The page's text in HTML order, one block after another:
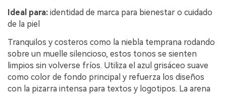
Ideal para: identidad de marca para bienestar o cuidado
de la piel
Tranquilos y costeros como la niebla temprana rodando
sobre un muelle silencioso, estos tonos se sienten
limpios sin volverse fríos. Utiliza el azul grisáceo suave
como color de fondo principal y refuerza los diseños
con la pizarra intensa para textos y logotipos. La arena